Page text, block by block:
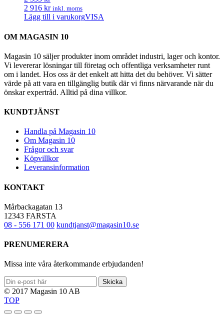
2 916 kr inkl. moms
Lägg till i varukorgVISA
OM MAGASIN 10
Magasin 10 säljer produkter inom området industri, lager och kontor.
Vi levererar lösningar till företag och offentliga verksamheter runt
om i landet. Hos oss är det enkelt att hitta det du behöver. Vi sätter
värde på att vara en tillgänglig butik där vi finns närvarande när du
önskar expertråd. Alltid på dina villkor.
KUNDTJÄNST
Handla på Magasin 10
Om Magasin 10
Frågor och svar
Köpvillkor
Leveransinformation
KONTAKT
Mårbackagatan 13
12343 FARSTA
08 - 556 171 00 kundtjanst@magasin10.se
PRENUMERERA
Missa inte våra återkommande erbjudanden!
Skicka
© 2017 Magasin 10 AB
TOP